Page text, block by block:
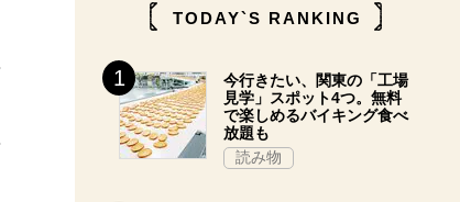
TODAY`S RANKING
今行きたい、関東の「工場
見学」スポット4つ。無料
で楽しめるバイキング食べ
放題も
読み物